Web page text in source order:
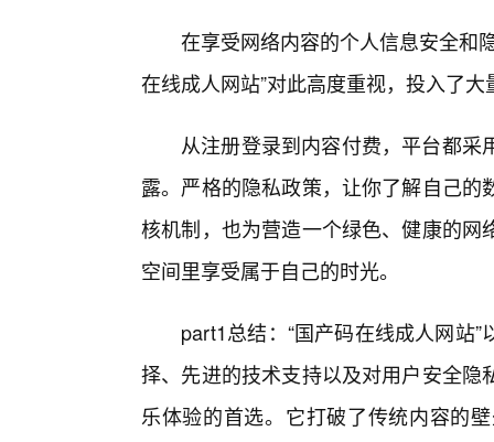
在享受网络内容的个人信息安全和
在线成人网站”对此高度重视，投入了
从注册登录到内容付费，平台都
露。严格的隐私政策，让你了解自己
核机制，也为营造一个绿色、健康的
空间里享受属于自己的时光。
part1总结：“国产码在线成人网站
择、先进的技术支持以及对用户安全
乐体验的首选。它打破了传统内容的